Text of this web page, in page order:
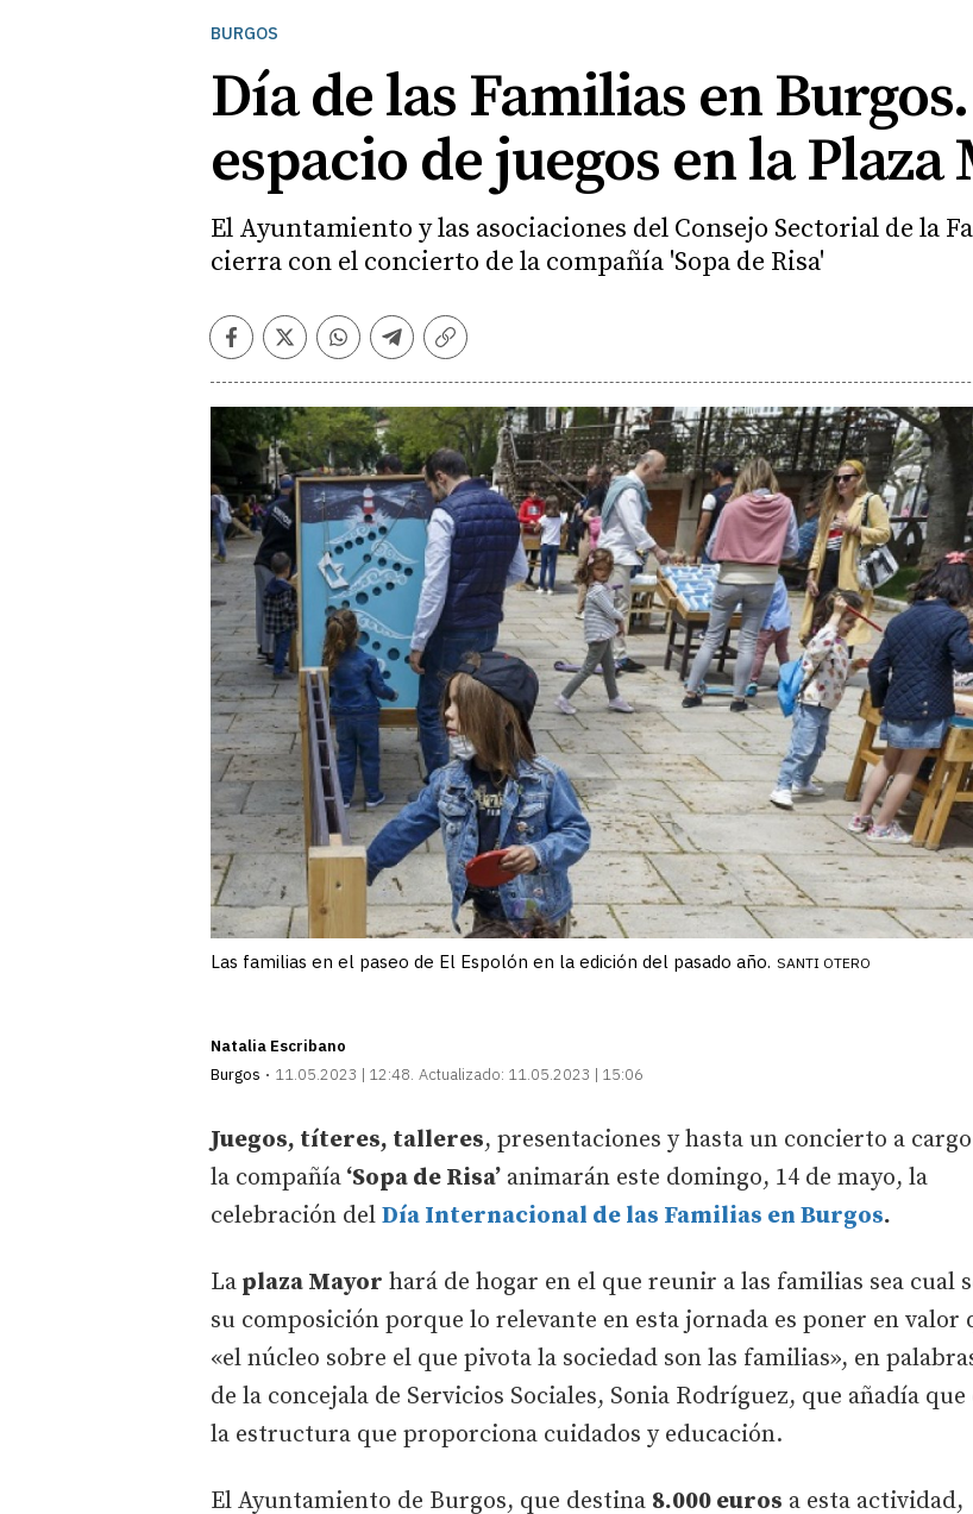
BURGOS
Día de las Familias en
espacio de juegos en la Plaza
El Ayuntamiento y las asociaciones del Consejo Sectorial de la
cierra con el concierto de la compañía 'Sopa de Risa'
Facebook
TwitterWhatsapp
Telegram
Copiar
Las familias en el paseo de El Espolón en la edición del pasado año. SANTI OTERO
Natalia Escribano
Burgos
11.05.2023 | 12:48 Actualizado: 11.05.2023 | 15:06
Juegos, títeres, talleres, presentaciones y hasta un concierto a
la compañía ‘Sopa de Risa’ animarán este domingo, 14 de mayo, la
celebración del Día Internacional de las Familias en Burgos.
La plaza Mayor hará de hogar en el que reunir a las familias sea cual
su composición porque lo relevante en esta jornada es poner en valor
«el núcleo sobre el que pivota la sociedad son las familias», en
de la concejala de Servicios Sociales, Sonia Rodríguez, que añadía que
la estructura que proporciona cuidados y educación.
El Ayuntamiento de Burgos, que destina 8.000 euros a esta actividad,